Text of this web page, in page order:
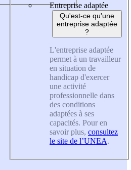
Entreprise adaptée
Qu'est-ce qu'une
entreprise adaptée
?
L'entreprise adaptée
permet à un travailleur
en situation de
handicap d'exercer
une activité
professionnelle dans
des conditions
adaptées à ses
capacités. Pour en
savoir plus, consultez
le site de l’UNEA.